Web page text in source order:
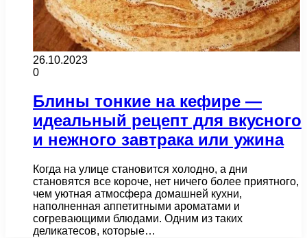
26.10.2023
0
Блины тонкие на кефире —
идеальный рецепт для вкусного
и нежного завтрака или ужина
Когда на улице становится холодно, а дни
становятся все короче, нет ничего более приятного,
чем уютная атмосфера домашней кухни,
наполненная аппетитными ароматами и
согревающими блюдами. Одним из таких
деликатесов, которые…